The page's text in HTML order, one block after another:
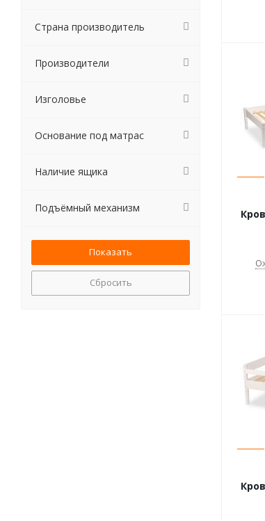
Страна производитель
Производители
Изголовье
Основание под матрас
Наличие ящика
Подъёмный механизм
Сбросить